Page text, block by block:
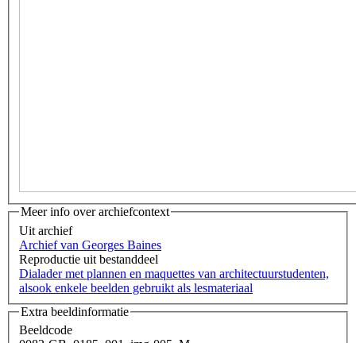
Meer info over archiefcontext
Uit archief
Archief van Georges Baines
Reproductie uit bestanddeel
Dialader met plannen en maquettes van architectuurstudenten,
alsook enkele beelden gebruikt als lesmateriaal
Extra beeldinformatie
Beeldcode